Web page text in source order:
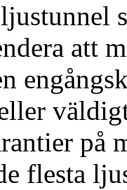
att
på
flesta